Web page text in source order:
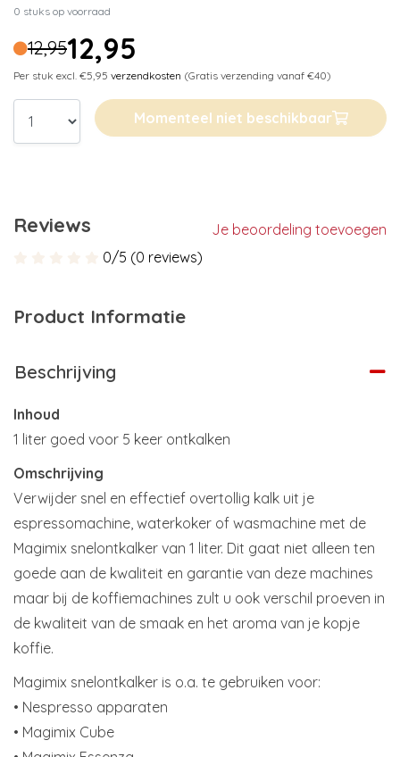
0 stuks op voorraad
12,9512,95
Per stuk excl. €5,95 verzendkosten (Gratis verzending vanaf €40)
Momenteel niet beschikbaar
Reviews
Je beoordeling toevoegen
0/5 (0 reviews)
Product Informatie
Beschrijving
Inhoud
1 liter goed voor 5 keer ontkalken
Omschrijving
Verwijder snel en effectief overtollig kalk uit je
espressomachine, waterkoker of wasmachine met de
Magimix snelontkalker van 1 liter. Dit gaat niet alleen ten
goede aan de kwaliteit en garantie van deze machines
maar bij de koffiemachines zult u ook verschil proeven in
de kwaliteit van de smaak en het aroma van je kopje
koffie.
Magimix snelontkalker is o.a. te gebruiken voor:
• Nespresso apparaten
• Magimix Cube